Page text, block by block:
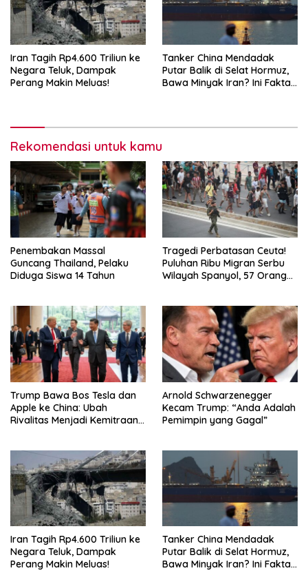
Iran Tagih Rp4.600 Triliun ke
Negara Teluk, Dampak
Perang Makin Meluas!
Tanker China Mendadak
Putar Balik di Selat Hormuz,
Bawa Minyak Iran? Ini Fakta
Rekomendasi untuk kamu
Penembakan Massal
Guncang Thailand, Pelaku
Diduga Siswa 14 Tahun
Tragedi Perbatasan Ceuta!
Puluhan Ribu Migran Serbu
Wilayah Spanyol, 57 Orang
Trump Bawa Bos Tesla dan
Apple ke China: Ubah
Rivalitas Menjadi Kemitraan
Arnold Schwarzenegger
Kecam Trump: “Anda Adalah
Pemimpin yang Gagal”
Iran Tagih Rp4.600 Triliun ke
Negara Teluk, Dampak
Perang Makin Meluas!
Tanker China Mendadak
Putar Balik di Selat Hormuz,
Bawa Minyak Iran? Ini Fakta